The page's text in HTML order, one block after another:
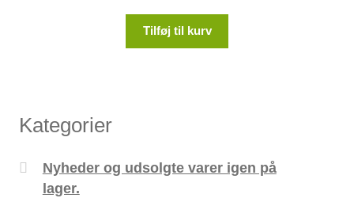
Tilføj til kurv
Kategorier
Nyheder og udsolgte varer igen på
lager.